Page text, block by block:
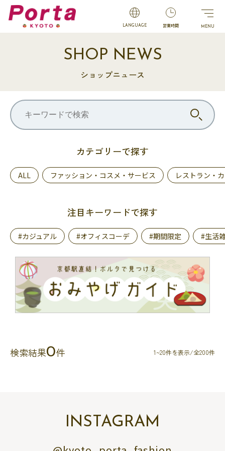
LANGUAGE 営業時間
SHOP NEWS
ショップニュース
カテゴリーで探す
ALL ファッション・コスメ・サービス レストラン・
注目キーワードで探す
#カジュアル #オフィスコーデ #期間限定 #生活
検索結果0件 1~20件を表示/全200件
INSTAGRAM